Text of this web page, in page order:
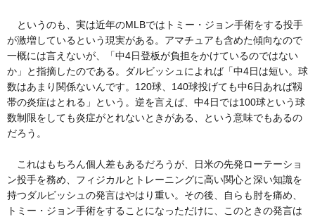
というのも、実は近年のMLBではトミー・ジョン手術をする投手
が激増しているという現実がある。アマチュアも含めた傾向なので
一概には言えないが、「中4日登板が負担をかけているのではない
か」と指摘したのである。ダルビッシュによれば「中4日は短い。球
数はあまり関係ないんです。120球、140球投げても中6日あれば靱
帯の炎症はとれる」という。逆を言えば、中4日では100球という球
数制限をしても炎症がとれないときがある、という意味でもあるの
だろう。
これはもちろん個人差もあるだろうが、日米の先発ローテーショ
ン投手を務め、フィジカルとトレーニングに高い関心と深い知識を
持つダルビッシュの発言はやはり重い。その後、自らも肘を痛め、
トミー・ジョン手術をすることになっただけに、このときの発言は